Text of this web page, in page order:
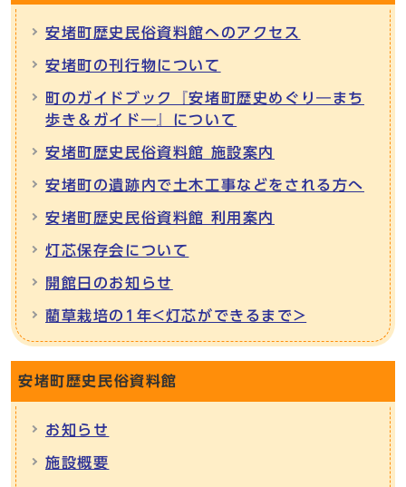
安堵町歴史民俗資料館へのアクセス
安堵町の刊行物について
町のガイドブック『安堵町歴史めぐり―まち
歩き＆ガイド―』について
安堵町歴史民俗資料館 施設案内
安堵町の遺跡内で土木工事などをされる方へ
安堵町歴史民俗資料館 利用案内
灯芯保存会について
開館日のお知らせ
藺草栽培の1年<灯芯ができるまで>
安堵町歴史民俗資料館
お知らせ
施設概要